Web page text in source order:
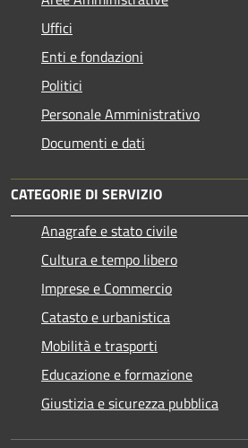
Uffici
Enti e fondazioni
Politici
Personale Amministrativo
Documenti e dati
CATEGORIE DI SERVIZIO
Anagrafe e stato civile
Cultura e tempo libero
Imprese e Commercio
Catasto e urbanistica
Mobilità e trasporti
Educazione e formazione
Giustizia e sicurezza pubblica